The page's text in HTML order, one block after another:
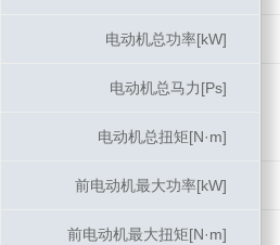
电动机总功率[kW]
电动机总马力[Ps]
电动机总扭矩[N·m]
前电动机最大功率[kW]
前电动机最大扭矩[N·m]
电动机总功率[kW]
电动机总马力[Ps]
电动机总扭矩[N·m]
前电动机最大功率[kW]
前电动机最大扭矩[N·m]